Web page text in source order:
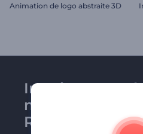
Animation de logo abstraite 3D
Inscrivez-vous
newsletter de
Renderforest